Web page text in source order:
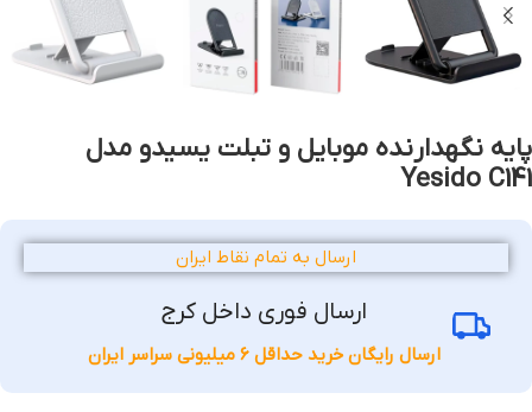
پایه نگهدارنده موبایل و تبلت یسیدو مدل
Yesido C141
ارسال به تمام نقاط ایران
ارسال فوری داخل کرج
ارسال رایگان خرید حداقل 6 میلیونی سراسر ایران